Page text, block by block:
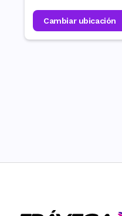
cambiar ubicación